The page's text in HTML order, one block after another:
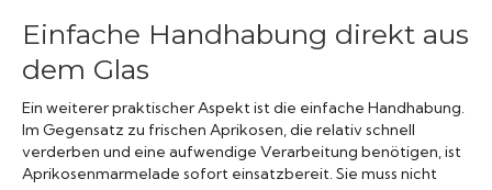
Einfache Handhabung direkt aus
dem Glas
Ein weiterer praktischer Aspekt ist die einfache Handhabung.
Im Gegensatz zu frischen Aprikosen, die relativ schnell
verderben und eine aufwendige Verarbeitung benötigen, ist
Aprikosenmarmelade sofort einsatzbereit. Sie muss nicht